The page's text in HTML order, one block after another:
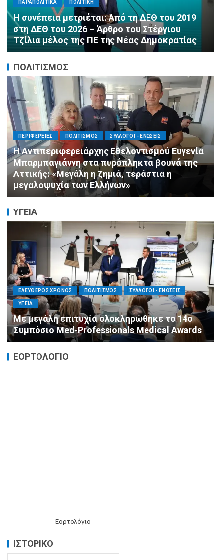
Αλληλεγγύη χωρίς σύνορα: 1.500
εμφιαλωμένα νερά για τους πυροσβέστες στα
Μέγαρα από τη ΔΕΕΠ Α’ Αθηνών ΝΔ και τη 2η
ΔΗΜ.Τ.Ο.
ΠΟΛΙΤΙΣΜΟΣ
ΠΟΛΙΤΙΣΜΟΣ ΣΥΛΛΟΓΟΙ - ΕΝΩΣΕΙΣ
Πνιγμός: Ο Σιωπηλός Θάνατος που Δεν
Μοιάζει με τις Ταινίες
ΥΓΕΙΑ
ΕΛΕΥΘΕΡΟΣ ΧΡΟΝΟΣ ΟΙΚΟΝΟΜΙΑ ΥΓΕΙΑ
Καταστροφικές δαπάνες υγείας και η
αντιμετώπισή τους
ΕΟΡΤΟΛΟΓΙΟ
Εορτολόγιο
ΙΣΤΟΡΙΚΌ